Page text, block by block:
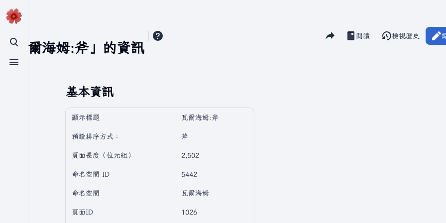
切換搜尋
切換選單
「瓦爾海姆:斧」的資訊
分享此頁面
視圖閱讀 檢視歷史
基本資訊
顯示標題 瓦爾海姆:斧
預設排序方式： 斧
頁面長度（位元組） 2,502
命名空間 ID 5442
命名空間 瓦爾海姆
頁面ID 1026